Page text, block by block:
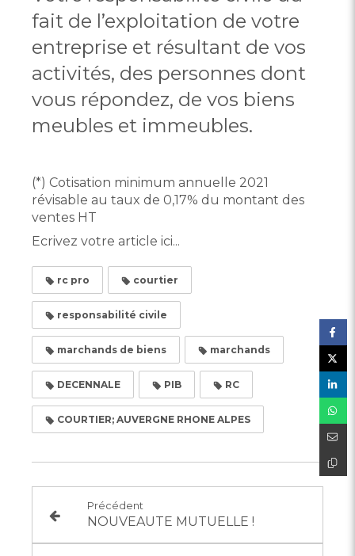
fait de l’exploitation de votre
entreprise et résultant de vos
activités, des personnes dont
vous répondez, de vos biens
meubles et immeubles.
(*) Cotisation minimum annuelle 2021
révisable au taux de 0,17% du montant des
ventes HT
Ecrivez votre article ici...
rc pro courtier
responsabilité civile
marchands de biens marchands
DECENNALE PIB RC
COURTIER; AUVERGNE RHONE ALPES
Précédent
NOUVEAUTE MUTUELLE !